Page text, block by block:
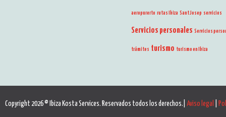
aeropurerto rutas Ibiza Sant Josep servicios
Servicios personales Servicios
trámites turismo turismo en Ibiza
Copyright 2026 © Ibiza Kosta Services. Reservados todos los derechos.| Aviso legal